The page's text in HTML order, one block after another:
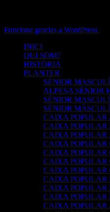
Funciona gracias a WordPress
INICI
QUI SOM?
HISTÒRIA
PLANTER
SÈNIOR
ALPESA SÈNIOR
SÈNIOR
SÈNIOR
CAIXA POPULAR
CAIXA POPULAR
CAIXA POPULAR
CAIXA POPULAR
CAIXA POPULAR
CAIXA POPULAR
CAIXA POPULAR
CAIXA
CAIXA POPULAR
CAIXA POPULAR
CAIXA POPULAR